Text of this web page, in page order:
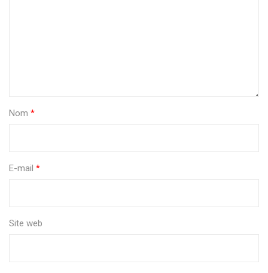
Nom *
E-mail *
Site web